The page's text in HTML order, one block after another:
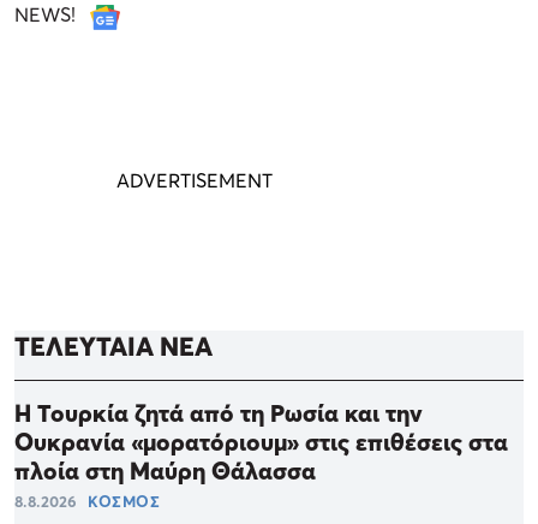
NEWS!
ΤΕΛΕΥΤΑΙΑ ΝΕΑ
Η Τουρκία ζητά από τη Ρωσία και την
Ουκρανία «μορατόριουμ» στις επιθέσεις στα
πλοία στη Μαύρη Θάλασσα
8.8.2026 ΚΟΣΜΟΣ